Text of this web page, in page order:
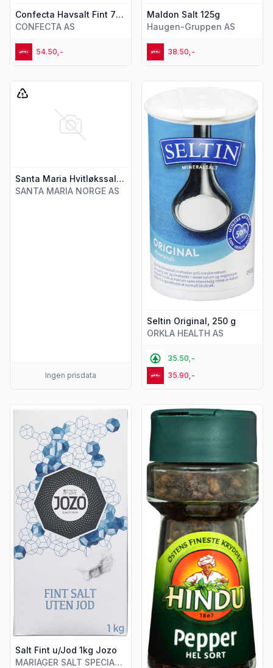
Confecta Havsalt Fint 750g
CONFECTA AS
54.50,-
Maldon Salt 125g
Haugen-Gruppen AS
38.50,-
Santa Maria Hvitløkssalt 148g
SANTA MARIA NORGE AS
Ingen prisdata
Vis flere detaljer for produktet "Santa Maria Hvitløkssalt
Seltin Original, 250 g
ORKLA HEALTH AS
35.50,-
35.90,-
Vis flere detaljer for
Salt Fint u/Jod 1kg Jozo
MARIAGER SALT SPECIALTIES
Vis flere detaljer for produktet "Salt Fint u/Jod 1kg Jozo"
Vis flere detaljer for